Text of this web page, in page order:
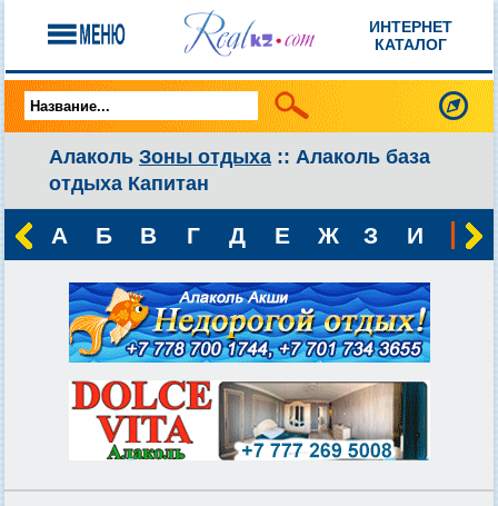
ИНТЕРНЕТ
КАТАЛОГ
Алаколь Зоны отдыха :: Алаколь база
отдыха Капитан
А Б В Г Д Е Ж З И К